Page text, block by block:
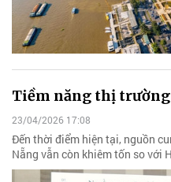
Tiềm năng thị
23/04/2026 17:08
Đến thời điểm hiện tại, nguồn
Nẵng vẫn còn khiêm tốn so với